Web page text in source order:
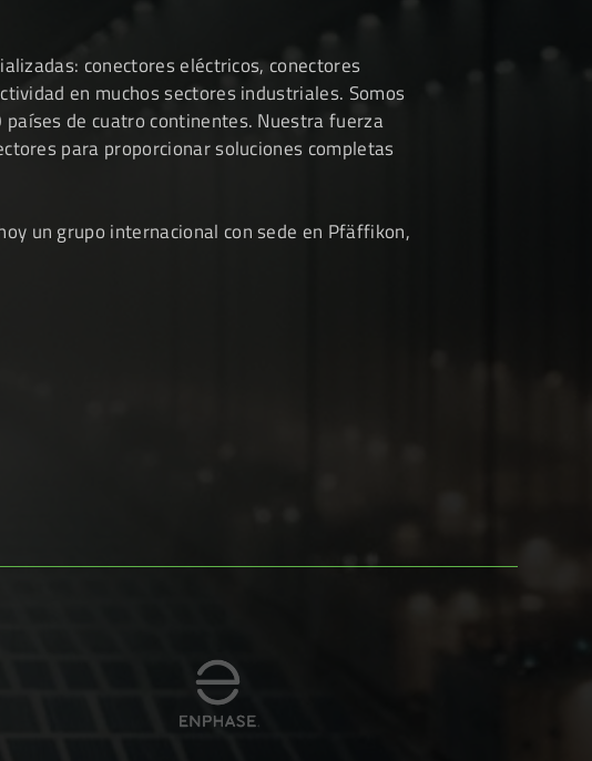
conectores eléctricos, conectores
en muchos sectores industriales. Somos
de cuatro continentes. Nuestra fuerza
para proporcionar soluciones completas
un grupo internacional con sede en Pfäffikon,